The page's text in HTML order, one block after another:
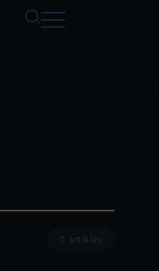
0 artikler